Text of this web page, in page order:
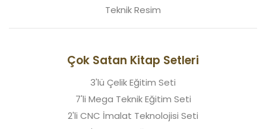
Teknik Resim
Çok Satan Kitap Setleri
3'lü Çelik Eğitim Seti
7'li Mega Teknik Eğitim Seti
2'li CNC İmalat Teknolojisi Seti